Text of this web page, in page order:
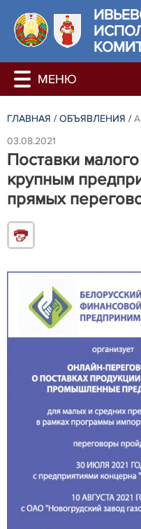
ГЛАВНАЯ / ОБЪЯВЛЕНИЯ /
03.08.2021
Поставки
крупным
прямых